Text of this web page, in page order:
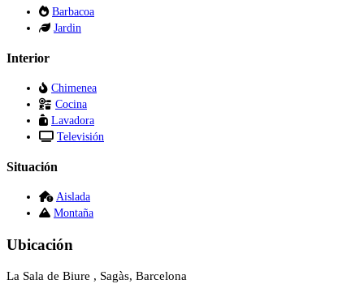
Barbacoa
Jardin
Interior
Chimenea
Cocina
Lavadora
Televisión
Situación
Aislada
Montaña
Ubicación
La Sala de Biure , Sagàs, Barcelona